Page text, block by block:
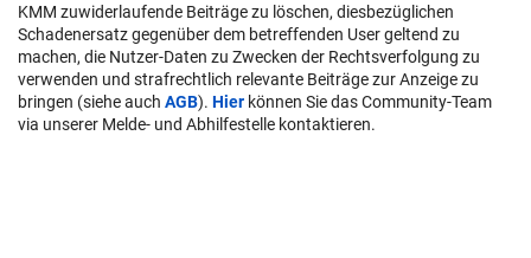
KMM zuwiderlaufende Beiträge zu löschen, diesbezüglichen
Schadenersatz gegenüber dem betreffenden User geltend zu
machen, die Nutzer-Daten zu Zwecken der Rechtsverfolgung zu
verwenden und strafrechtlich relevante Beiträge zur Anzeige zu
bringen (siehe auch AGB). Hier können Sie das Community-Team
via unserer Melde- und Abhilfestelle kontaktieren.